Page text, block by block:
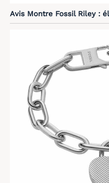
Avis Montre Fossil Riley :